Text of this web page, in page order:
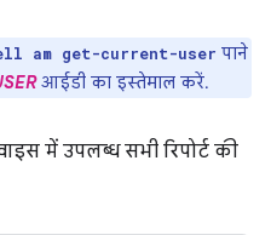
am get-current-user पाने
आईडी का इस्तेमाल करें.
में उपलब्ध सभी रिपोर्ट की